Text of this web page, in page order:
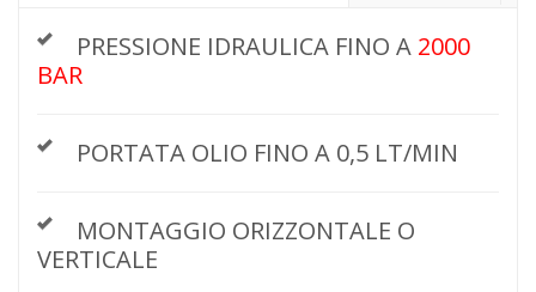
PRESSIONE IDRAULICA FINO A 2000
BAR
PORTATA OLIO FINO A 0,5 LT/MIN
MONTAGGIO ORIZZONTALE O
VERTICALE